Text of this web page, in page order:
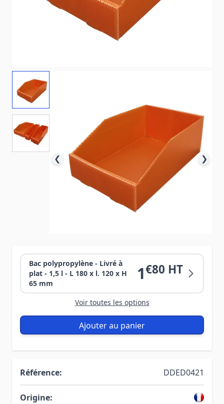
Bac polypropylène - Livré à
plat - 1,5 l - L 180 x l. 120 x H
65 mm
1€80 HT
Voir toutes les options
Ajouter au panier
Référence: DDED0421
Origine:
❮ ❯